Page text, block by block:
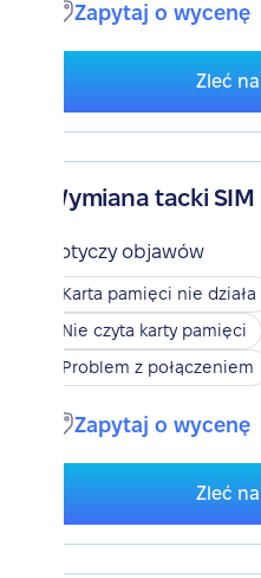
Zapytaj o wycenę
Zleć
Wymiana tacki SIM
Dotyczy objawów
Karta pamięci nie działa
Nie czyta karty pamięci
Problem z połączeniem
Zapytaj o wycenę
Zleć